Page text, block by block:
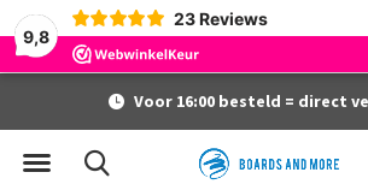
9,8
23 Reviews
Voor 16:00 besteld = direct